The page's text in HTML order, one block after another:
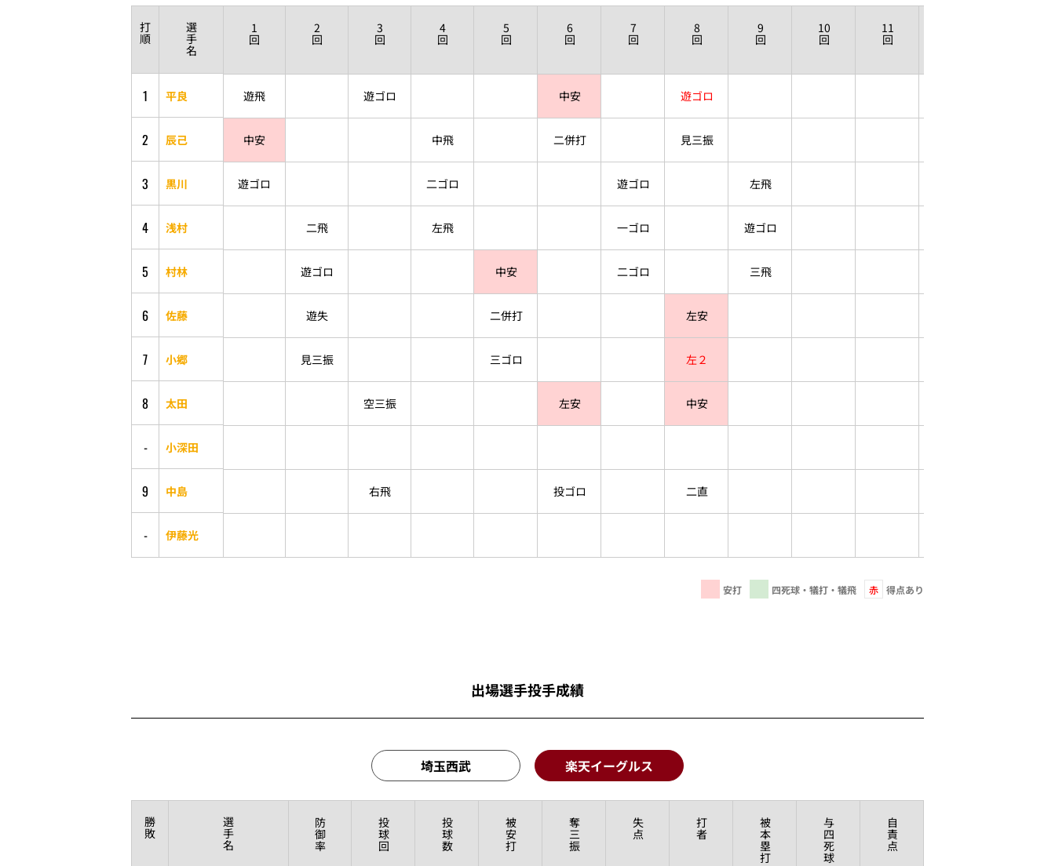
打
順
選
手
名
1
回
2
回
3
回
4
回
5
回
6
回
7
回
8
回
9
回
10
回
11
回
1 平良 遊飛 遊ゴロ 中安 遊ゴロ
2 辰己 中安 中飛 二併打 見三振
3 黒川 遊ゴロ 二ゴロ 遊ゴロ 左飛
4 浅村 二飛 左飛 一ゴロ 遊ゴロ
5 村林 遊ゴロ 中安 二ゴロ 三飛
6 佐藤 遊失 二併打 左安
7 小郷 見三振 三ゴロ 左２
8 太田 空三振 左安 中安
- 小深田
9 中島 右飛 投ゴロ 二直
- 伊藤光
安打 四死球・犠打・犠飛 赤 得点あり
出場選手投手成績
埼玉西武 楽天イーグルス
勝
敗
選
手
名
防
御
率
投
球
回
投
球
数
被
安
打
奪
三
振
失
点
打
者
被
本
塁
打
与
四
死
球
自
責
点